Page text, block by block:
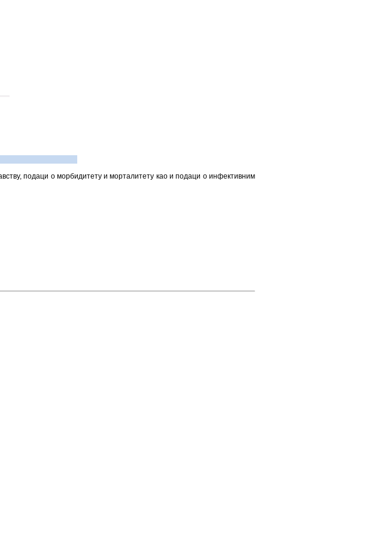
подаци о морбидитету и морталитету као и подаци о инфективним